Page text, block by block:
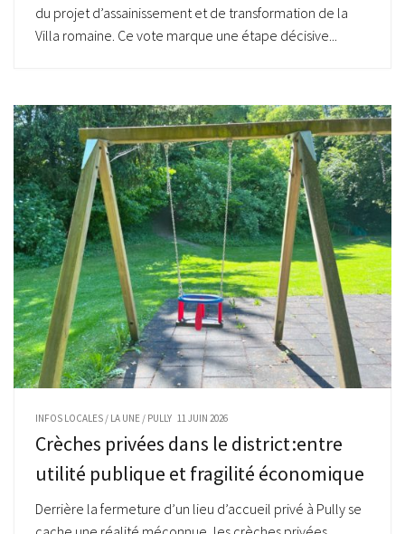
du projet d’assainissement et de transformation de la
Villa romaine. Ce vote marque une étape décisive...
INFOS LOCALES / LA UNE / PULLY 11 JUIN 2026
Crèches privées dans le district :entre
utilité publique et fragilité économique
Derrière la fermeture d’un lieu d’accueil privé à Pully se